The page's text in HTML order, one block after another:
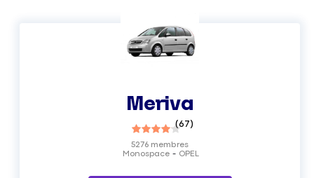
Meriva
(67)
Monospace OPEL
5276 membres